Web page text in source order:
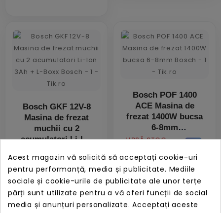
Bosch GKF 12V-8
Masina de frezat
muchii cu 2
acumulatori Li-Ion
1.589,71 lei
Bosch POF 1400
ACE Masina de
frezat 1400W bucsa
6-8mm
PRET
LIPSĂ STOC
685,95 lei
Acest magazin vă solicită să acceptați cookie-uri
pentru performanță, media și publicitate. Mediile
sociale și cookie-urile de publicitate ale unor terțe
părți sunt utilizate pentru a vă oferi funcții de social
media și anunțuri personalizate. Acceptați aceste